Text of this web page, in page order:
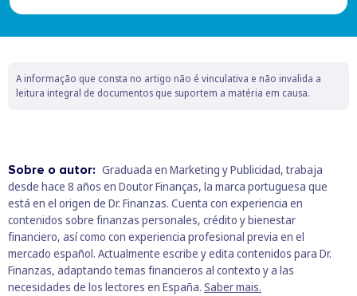
A informação que consta no artigo não é vinculativa e não invalida a
leitura integral de documentos que suportem a matéria em causa.
Sobre o autor: Graduada en Marketing y Publicidad, trabaja
desde hace 8 años en Doutor Finanças, la marca portuguesa que
está en el origen de Dr. Finanzas. Cuenta con experiencia en
contenidos sobre finanzas personales, crédito y bienestar
financiero, así como con experiencia profesional previa en el
mercado español. Actualmente escribe y edita contenidos para Dr.
Finanzas, adaptando temas financieros al contexto y a las
necesidades de los lectores en España. Saber mais.